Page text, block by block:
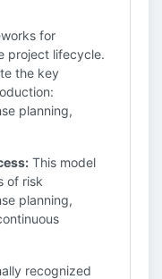
for
project lifecycle.
the key
planning,
This model
of risk
planning,
recognized